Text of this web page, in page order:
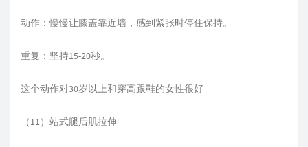
动作：慢慢让膝盖靠近墙，感到紧张时停住保持。
重复：坚持15-20秒。
这个动作对30岁以上和穿高跟鞋的女性很好
（11）站式腿后肌拉伸